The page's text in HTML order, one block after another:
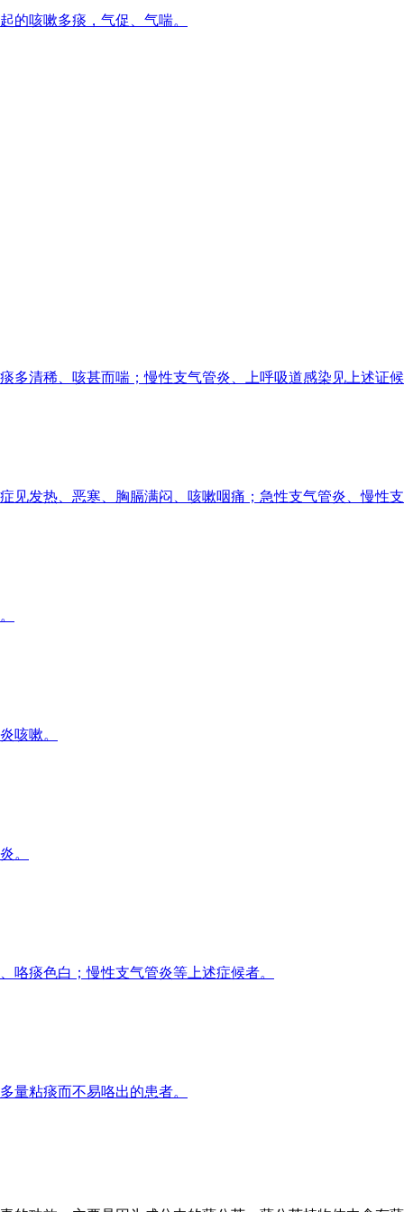
的咳嗽多痰，气促、气喘。
多清稀、咳甚而喘；慢性支气管炎、上呼吸道感染见上述证
见发热、恶寒、胸膈满闷、咳嗽咽痛；急性支气管炎、慢性
咳嗽。
。
咯痰色白；慢性支气管炎等上述症候者。
量粘痰而不易咯出的患者。